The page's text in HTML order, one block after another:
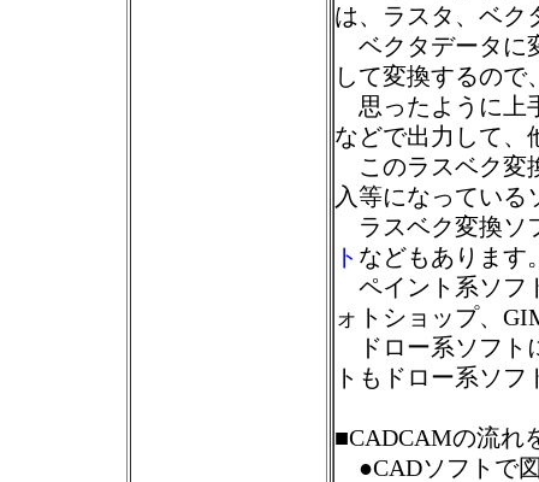
は、ラスタ、ベク
ベクタデータに
して変換するので
思ったように上
などで出力して、
このラスベク変
入等になっている
ラスベク変換ソ
ト などもあります
ペイント系ソフ
ォトショップ、
ドロー系ソフト
トもドロー系ソ
■CADCAMの流れ
●CADソフトで